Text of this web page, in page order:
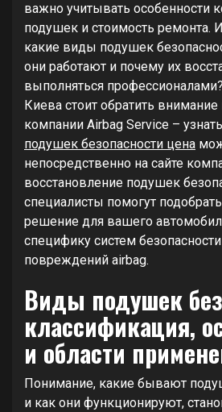
важно учитывать особенности
подушек и стоимость ремонта.
какие виды подушек
они работают и почему их
выполняться
Киева стоит обратить
компании Airbag Service – узнать
подушек безопасности цена
непосредственно на сайте
восстановление подушек
специалисты помогут
решение для вашего
специфику систем
повреждений airbag.
Виды подушек
классификация,
и области
Понимание, какие бывают
и как они функционируют,